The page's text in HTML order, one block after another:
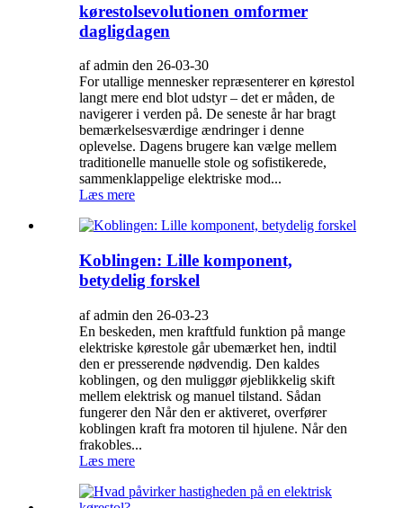
kørestolsevolutionen omformer
dagligdagen
af admin den 26-03-30
For utallige mennesker repræsenterer en kørestol
langt mere end blot udstyr – det er måden, de
navigerer i verden på. De seneste år har bragt
bemærkelsesværdige ændringer i denne
oplevelse. Dagens brugere kan vælge mellem
traditionelle manuelle stole og sofistikerede,
sammenklappelige elektriske mod...
Læs mere
Koblingen: Lille komponent,
betydelig forskel
af admin den 26-03-23
En beskeden, men kraftfuld funktion på mange
elektriske kørestole går ubemærket hen, indtil
den er presserende nødvendig. Den kaldes
koblingen, og den muliggør øjeblikkelig skift
mellem elektrisk og manuel tilstand. Sådan
fungerer den Når den er aktiveret, overfører
koblingen kraft fra motoren til hjulene. Når den
frakobles...
Læs mere